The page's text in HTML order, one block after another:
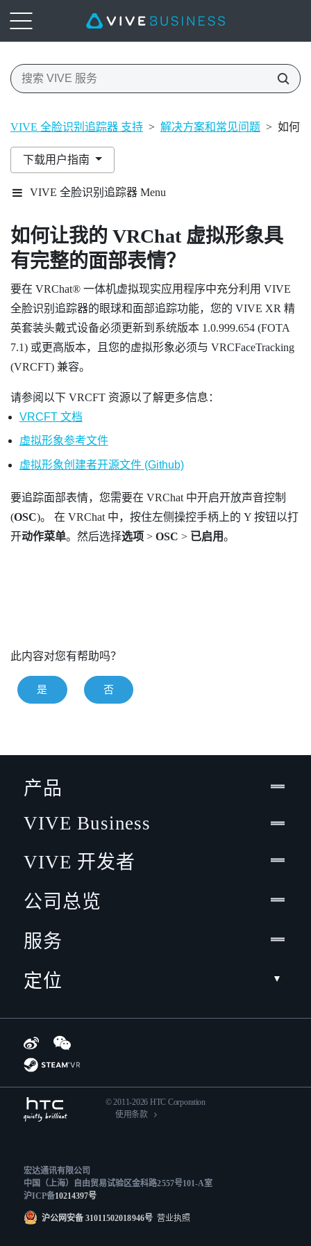
VIVE 全脸识别追踪器 支持 > 解决方案和常见问题 > 如何
下载用户指南
VIVE 全脸识别追踪器 Menu
如何让我的 VRChat虚拟形象具
有完整的面部表情？
要在 VRChat® 一体机虚拟现实应用程序中充分利用 VIVE
全脸识别追踪器的眼球和面部追踪功能，您的 VIVE XR 精
英套装头戴式设备必须更新到系统版本 1.0.999.654 (FOTA
7.1) 或更高版本，且您的虚拟形象必须与 VRCFaceTracking
(VRCFT) 兼容。
请参阅以下 VRCFT 资源以了解更多信息：
VRCFT 文档
虚拟形象参考文件
虚拟形象创建者开源文件 (Github)
要追踪面部表情，您需要在 VRChat 中开启开放声音控制
(OSC)。 在 VRChat 中，按住左侧操控手柄上的 Y 按钮以打
开动作菜单。然后选择选项 > OSC > 已启用。
此内容对您有帮助吗？
是 否
产品
VIVE Business
VIVE 开发者
公司总览
服务
定位
© 2011-2026 HTC Corporation
使用条款
宏达通讯有限公司
中国（上海）自由贸易试验区金科路2557号101-A室
沪ICP备10214397号
沪公网安备 31011502018946号营业执照